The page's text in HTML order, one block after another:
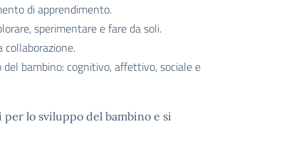
di apprendimento.
sperimentare e fare da soli.
collaborazione.
bambino: cognitivo, affettivo, sociale e
lo sviluppo del bambino e si